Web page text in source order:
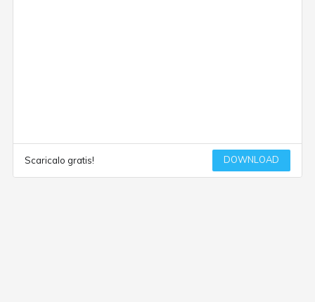
Scaricalo gratis! DOWNLOAD